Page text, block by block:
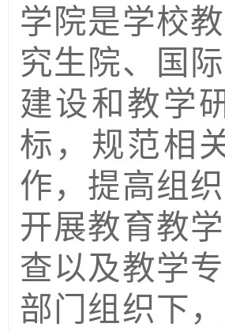
学院是学校
究生院、国
建设和教学
标，规范相
作，提高组
开展教育教
查以及教学
部门组织下